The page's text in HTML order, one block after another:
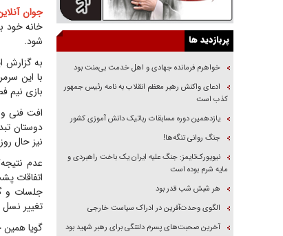
جوان
شود.
به گزارش
بازی نیم
افت فنی و
دوستان
نیز حال
عدم
اتفاقات
جلسات و
تغییر
گویا همین
پربازدید ها
خواهرم فرمانده جهادی و اهل خدمت بی‌منت بود
ادعای واکنش رهبر معظم انقلاب به نامه رئیس جمهور
کذب است
یازدهمین دوره مسابقات رباتیک دانش آموزی کشور
جنگ روانی تنگه‌ها!
نیویورک‌تایمز: جنگ علیه ایران یک باخت راهبردی و
مایه شرم بوده است
هر شبش شب قدر بود
الگوی وحدت‌آفرین در ادراک سیاست خارجی
آخرین صحبت‌های پسرم دلتنگی برای رهبر شهید بود